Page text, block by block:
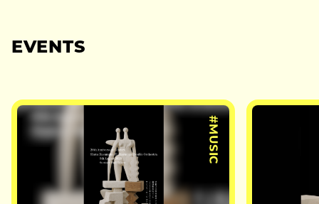
EVENTS
#MUSIC